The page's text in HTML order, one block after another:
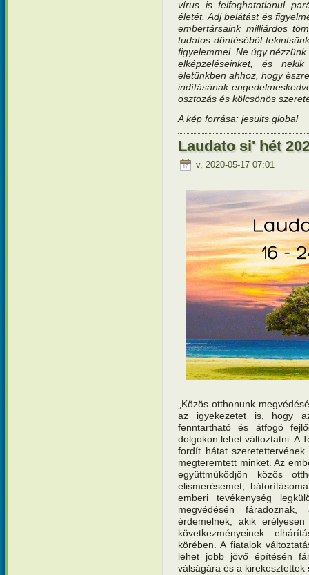
vírus is felfoghatatlanul
életét. Adj belátást és
embertársaink milliárdos
tudatos döntéséből
figyelemmel. Ne úgy
elképzeléseinket, és
életünkben ahhoz, hogy
indításának
osztozás és kölcsönös
A kép forrása: jesuits.global
Laudato si' hét
v, 2020-05-17 07:01
„Közös otthonunk
az igyekezetet is, hogy
fenntartható és átfogó
dolgokon lehet változtatni. A
fordít hátat
megteremtett minket. Az
együttműködjön közös
elismerésemet,
emberi tevékenység
megvédésén
érdemelnek, akik
következményeinek
körében. A fiatalok
lehet jobb jövő építésén
válságára és a kirekesztettek